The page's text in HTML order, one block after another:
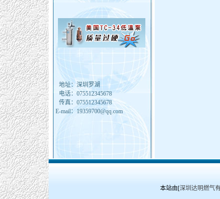
地址：深圳罗湖
电话： 075512345678
传真： 075512345678
E-mail：19359700@qq.com
本站由[深圳达明燃气